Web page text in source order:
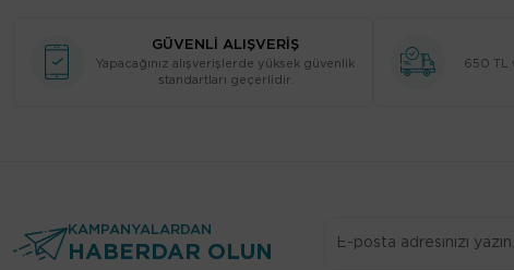
GÜVENLİ ALIŞVERİŞ
Yapacağınız alışverişlerde yüksek güvenlik
standartları geçerlidir.
650 TL
KAMPANYALARDAN
HABERDAR OLUN